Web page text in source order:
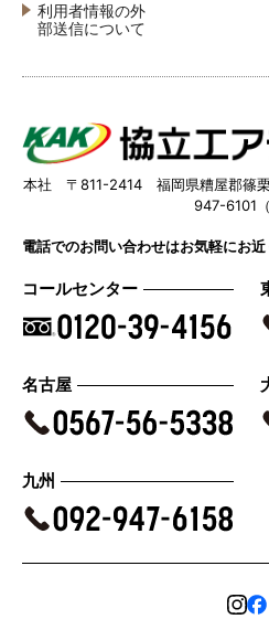
利用者情報の外
部送信について
本社 〒811-2414 福岡県糟屋郡篠
947-6101（
電話でのお問い合わせはお気軽にお
コールセンター
名古屋
九州